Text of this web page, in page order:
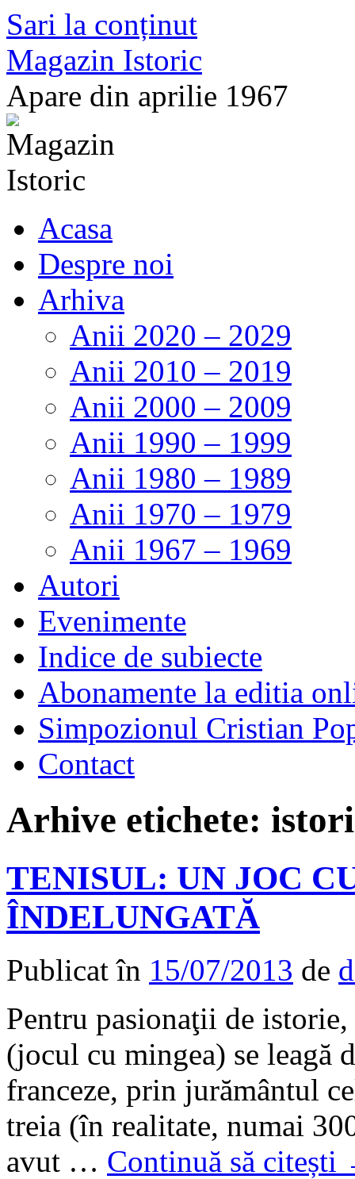
Sari la conținut
Magazin Istoric
Apare din aprilie 1967
Acasa
Despre noi
Arhiva
Anii 2020 – 2029
Anii 2010 – 2019
Anii 2000 – 2009
Anii 1990 – 1999
Anii 1980 – 1989
Anii 1970 – 1979
Anii 1967 – 1969
Autori
Evenimente
Indice de subiecte
Abonamente la editia
Simpozionul Cristian
Contact
Arhive etichete:
TENISUL: UN JOC
ÎNDELUNGATĂ
Publicat în 15/07/2013 de
Pentru pasionaţii de
(jocul cu mingea) se leagă
franceze, prin jurământul
treia (în realitate, numai
avut … Continuă să citești